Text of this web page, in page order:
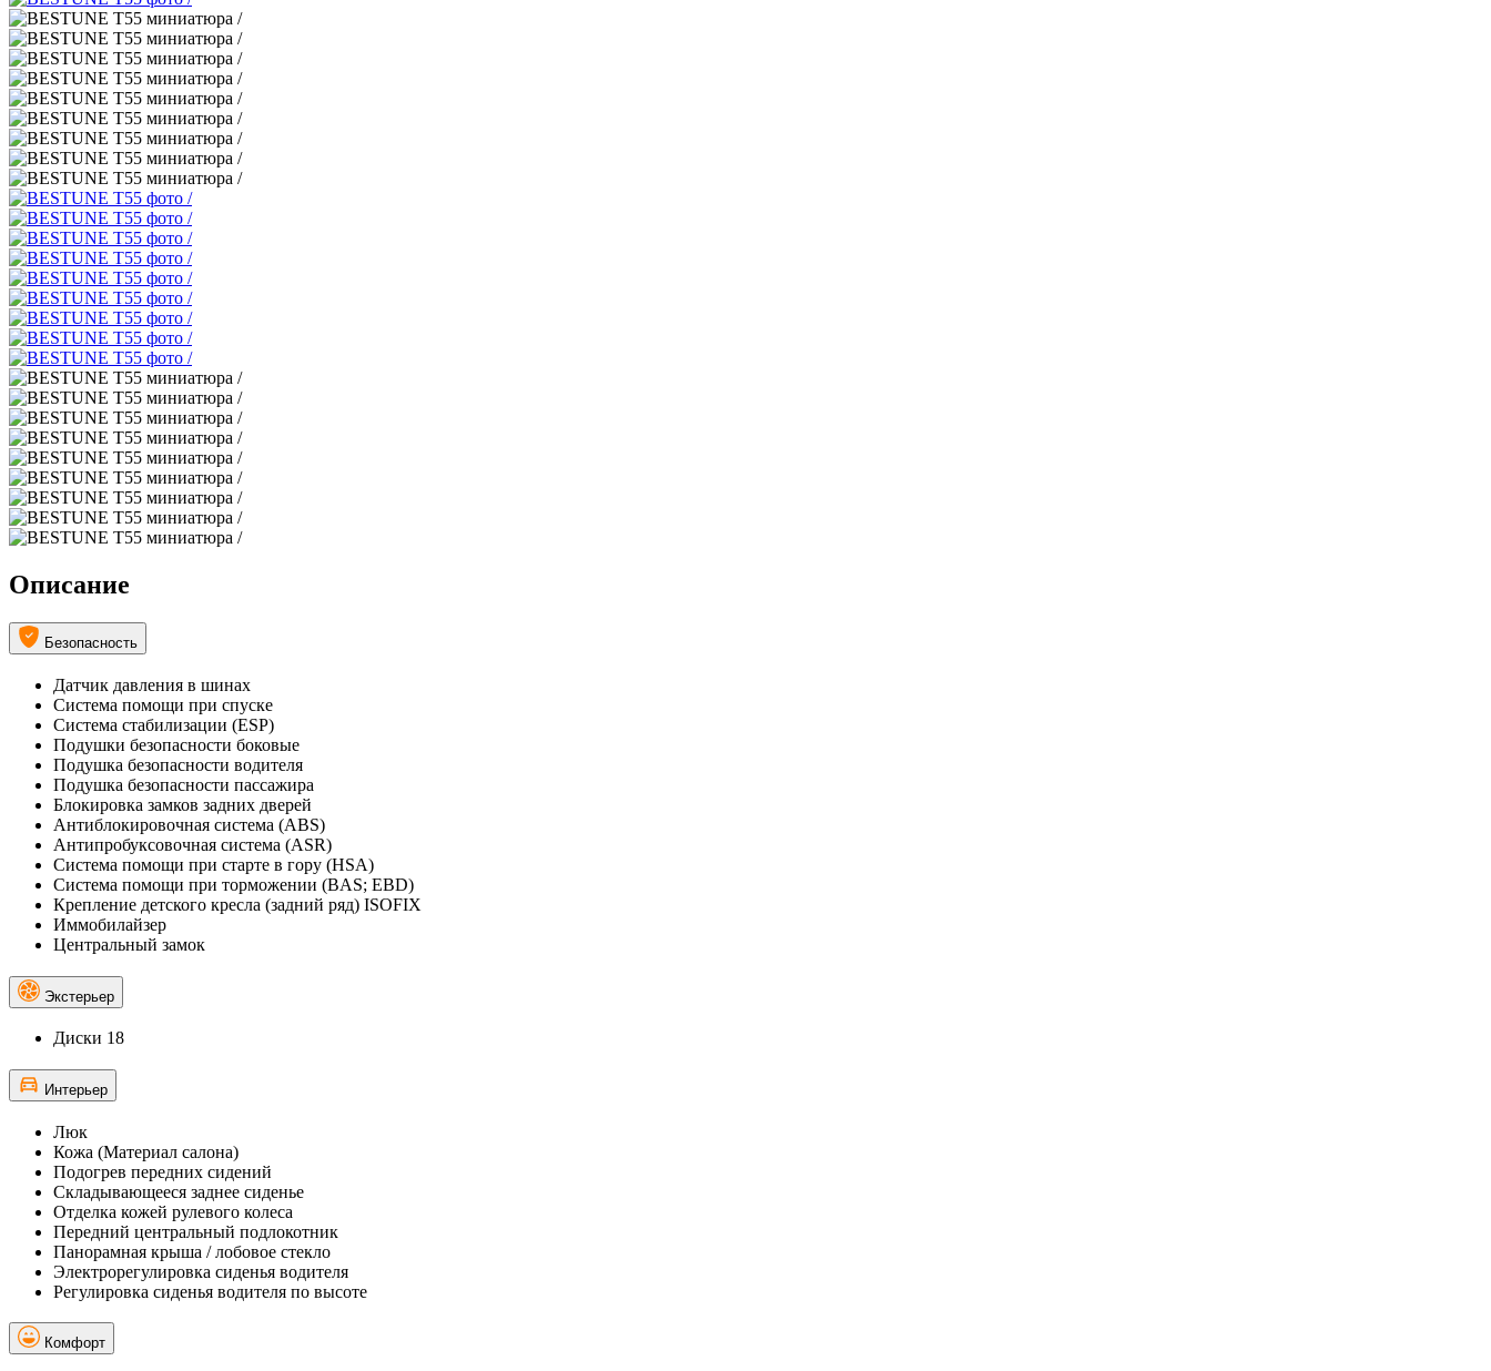
Описание
Безопасность
Датчик давления в шинах
Система помощи при спуске
Система стабилизации (ESP)
Подушки безопасности боковые
Подушка безопасности водителя
Подушка безопасности пассажира
Блокировка замков задних дверей
Антиблокировочная система (ABS)
Антипробуксовочная система (ASR)
Система помощи при старте в гору (HSA)
Система помощи при торможении (BAS; EBD)
Крепление детского кресла (задний ряд) ISOFIX
Иммобилайзер
Центральный замок
Экстерьер
Диски 18
Интерьер
Люк
Кожа (Материал салона)
Подогрев передних сидений
Складывающееся заднее сиденье
Отделка кожей рулевого колеса
Передний центральный подлокотник
Панорамная крыша / лобовое стекло
Электрорегулировка сиденья водителя
Регулировка сиденья водителя по высоте
Комфорт